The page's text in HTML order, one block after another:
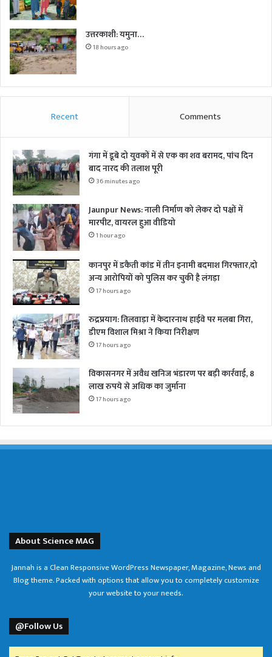
उत्तरकाशी: यमुना…
18 hours ago
Recent Comments
गंगा में डूबे दो युवकों में से एक का शव बरामद, पांच दिन
बाद नारद की तलाश पूरी
36 minutes ago
Jaunpur News: नाली निर्माण को लेकर दो पक्षों में
मारपीट, वायरल हुआ वीडियो
1 hour ago
कानपुर में डकैती कांड में तीन इनामी बदमाश गिरफ्तार,दो
अन्य आरोपियों को पुलिस कर चुकी है लंगड़ा
17 hours ago
रुद्रप्रयाग: तिलवाड़ा में केदारनाथ हाईवे पर मलबा गिरा,
डीएम विशाल मिश्रा ने किया निरीक्षण
17 hours ago
विकासनगर में अवैध खनिज भंडारण पर बड़ी कार्रवाई, 8
लाख रुपये से अधिक का जुर्माना
17 hours ago
About Science MAG
Jannah is a Clean Responsive WordPress Newspaper, Magazine, News and
Blog theme. Packed with options that allow you to completely customize
your website to your needs.
@Follow Us